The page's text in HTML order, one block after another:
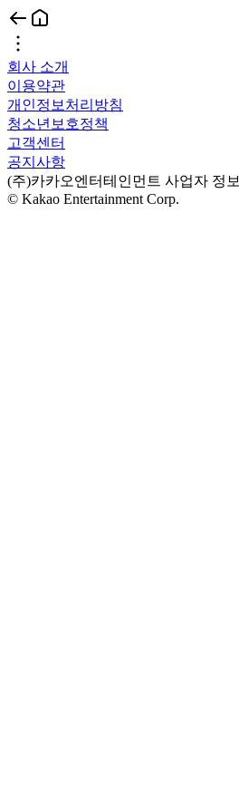
회사 소개
이용약관
개인정보처리방침
청소년보호정책
고객센터
공지사항
(주)카카오엔터테인먼트 사업자 정보
© Kakao Entertainment Corp.